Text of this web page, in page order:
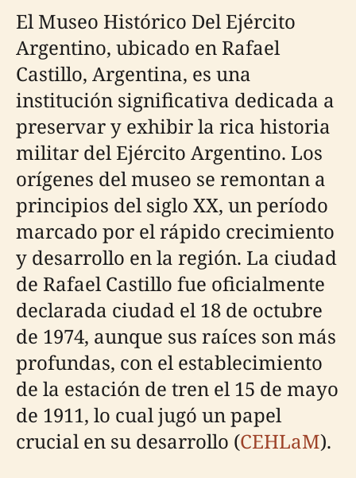
El Museo Histórico Del Ejército
Argentino, ubicado en Rafael
Castillo, Argentina, es una
institución significativa dedicada a
preservar y exhibir la rica historia
militar del Ejército Argentino. Los
orígenes del museo se remontan a
principios del siglo XX, un período
marcado por el rápido crecimiento
y desarrollo en la región. La ciudad
de Rafael Castillo fue oficialmente
declarada ciudad el 18 de octubre
de 1974, aunque sus raíces son más
profundas, con el establecimiento
de la estación de tren el 15 de mayo
de 1911, lo cual jugó un papel
crucial en su desarrollo (CEHLaM).